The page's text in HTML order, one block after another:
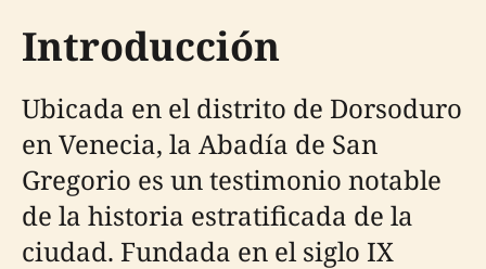
Introducción
Ubicada en el distrito de Dorsoduro
en Venecia, la Abadía de San
Gregorio es un testimonio notable
de la historia estratificada de la
ciudad. Fundada en el siglo IX